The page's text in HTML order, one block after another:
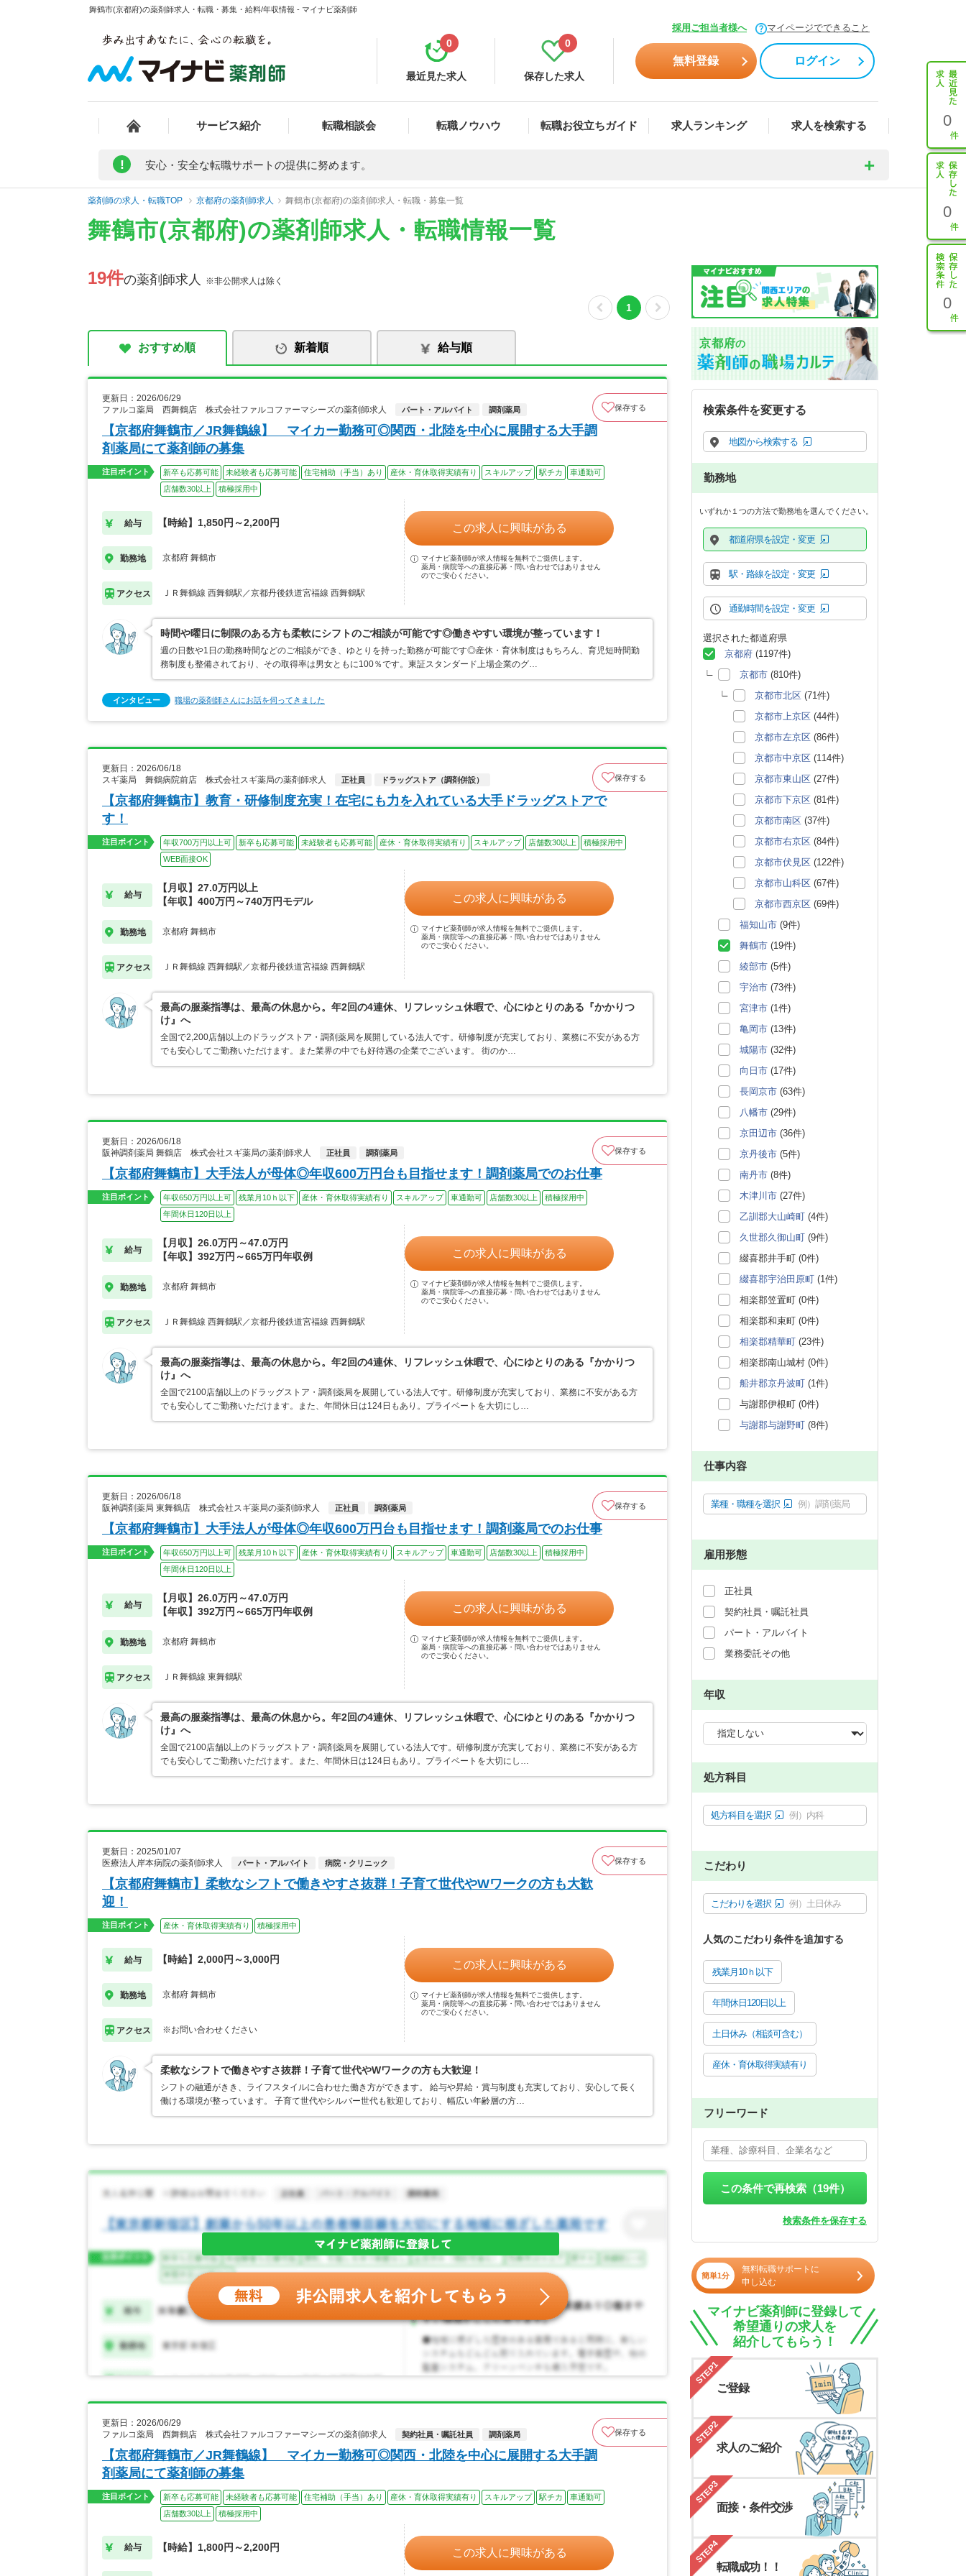
舞鶴市(京都府)の薬剤師求人・転職・募集・給料/年収情報 - マイナビ薬剤師
採用ご担当者様へ マイページでできること
最近見た求人
0
保存した求人
0
無料登録 ログイン
サービス紹介 転職相談会 転職ノウハウ 転職お役立ちガイド 求人ランキング 求人を検索する 0
0
0
! 安心・安全な転職サポートの提供に努めます。
薬剤師の求人・転職TOP 京都府の薬剤師求人 舞鶴市(京都府)の薬剤師求人・転職・募集一覧
舞鶴市(京都府)の薬剤師求人・転職情報一覧
19件の薬剤師求人 ※非公開求人は除く
1
おすすめ順 新着順 給与順
更新日：2026/06/29
ファルコ薬局 西舞鶴店 株式会社ファルコファーマシーズの薬剤師求人
パート・アルバイト 調剤薬局 保存する
【京都府舞鶴市／JR舞鶴線】 マイカー勤務可◎関西・北陸を中心に展開する大手調
剤薬局にて薬剤師の募集
注目ポイント 新卒も応募可能 未経験者も応募可能 住宅補助（手当）あり 産休・育休取得実績有り スキルアップ 駅チカ
車通勤可
店舗数30以上
積極採用中
給与 【時給】1,850円～2,200円
勤務地 京都府 舞鶴市
アクセス ＪＲ舞鶴線 西舞鶴駅／京都丹後鉄道宮福線 西舞鶴駅
この求人に興味がある
マイナビ薬剤師が求人情報を無料でご提供します。
薬局・病院等への直接応募・問い合わせではありません
のでご安心ください。
時間や曜日に制限のある方も柔軟にシフトのご相談が可能です◎働きやすい環境が整っています！
週の日数や1日の勤務時間などのご相談ができ、ゆとりを持った勤務が可能です◎産休・育休制度はもちろん、育児短時間勤
務制度も整備されており、その取得率は男女ともに100％です。東証スタンダード上場企業のグ…
インタビュー 職場の薬剤師さんにお話を伺ってきました
更新日：2026/06/18
スギ薬局 舞鶴病院前店 株式会社スギ薬局の薬剤師求人
正社員 ドラッグストア（調剤併設） 保存する
【京都府舞鶴市】教育・研修制度充実！在宅にも力を入れている大手ドラッグストアで
す！
注目ポイント 年収700万円以上可 新卒も応募可能 未経験者も応募可能 産休・育休取得実績有り スキルアップ 店舗数30以上
積極採用中
WEB面接OK
給与
【月収】27.0万円以上
【年収】400万円～740万円モデル
勤務地 京都府 舞鶴市
アクセス ＪＲ舞鶴線 西舞鶴駅／京都丹後鉄道宮福線 西舞鶴駅
この求人に興味がある
マイナビ薬剤師が求人情報を無料でご提供します。
薬局・病院等への直接応募・問い合わせではありません
のでご安心ください。
最高の服薬指導は、最高の休息から。年2回の4連休、リフレッシュ休暇で、心にゆとりのある『かかりつ
け』へ
全国で2,200店舗以上のドラッグストア・調剤薬局を展開している法人です。研修制度が充実しており、業務に不安がある方
でも安心してご勤務いただけます。また業界の中でも好待遇の企業でございます。 街のか…
更新日：2026/06/18
阪神調剤薬局 舞鶴店 株式会社スギ薬局の薬剤師求人
正社員 調剤薬局 保存する
【京都府舞鶴市】大手法人が母体◎年収600万円台も目指せます！調剤薬局でのお仕事
注目ポイント 年収650万円以上可 残業月10ｈ以下 産休・育休取得実績有り スキルアップ 車通勤可 店舗数30以上
積極採用中
年間休日120日以上
給与
【月収】26.0万円～47.0万円
【年収】392万円～665万円年収例
勤務地 京都府 舞鶴市
アクセス ＪＲ舞鶴線 西舞鶴駅／京都丹後鉄道宮福線 西舞鶴駅
この求人に興味がある
マイナビ薬剤師が求人情報を無料でご提供します。
薬局・病院等への直接応募・問い合わせではありません
のでご安心ください。
最高の服薬指導は、最高の休息から。年2回の4連休、リフレッシュ休暇で、心にゆとりのある『かかりつ
け』へ
全国で2100店舗以上のドラッグストア・調剤薬局を展開している法人です。研修制度が充実しており、業務に不安がある方
でも安心してご勤務いただけます。また、年間休日は124日もあり。プライベートを大切にし…
更新日：2026/06/18
阪神調剤薬局 東舞鶴店 株式会社スギ薬局の薬剤師求人
正社員 調剤薬局 保存する
【京都府舞鶴市】大手法人が母体◎年収600万円台も目指せます！調剤薬局でのお仕事
注目ポイント 年収650万円以上可 残業月10ｈ以下 産休・育休取得実績有り スキルアップ 車通勤可 店舗数30以上
積極採用中
年間休日120日以上
給与
【月収】26.0万円～47.0万円
【年収】392万円～665万円年収例
勤務地 京都府 舞鶴市
アクセス ＪＲ舞鶴線 東舞鶴駅
この求人に興味がある
マイナビ薬剤師が求人情報を無料でご提供します。
薬局・病院等への直接応募・問い合わせではありません
のでご安心ください。
最高の服薬指導は、最高の休息から。年2回の4連休、リフレッシュ休暇で、心にゆとりのある『かかりつ
け』へ
全国で2100店舗以上のドラッグストア・調剤薬局を展開している法人です。研修制度が充実しており、業務に不安がある方
でも安心してご勤務いただけます。また、年間休日は124日もあり。プライベートを大切にし…
更新日：2025/01/07
医療法人岸本病院の薬剤師求人
パート・アルバイト 病院・クリニック 保存する
【京都府舞鶴市】柔軟なシフトで働きやすさ抜群！子育て世代やWワークの方も大歓
迎！
注目ポイント 産休・育休取得実績有り 積極採用中
給与 【時給】2,000円～3,000円
勤務地 京都府 舞鶴市
アクセス ※お問い合わせください
この求人に興味がある
マイナビ薬剤師が求人情報を無料でご提供します。
薬局・病院等への直接応募・問い合わせではありません
のでご安心ください。
柔軟なシフトで働きやすさ抜群！子育て世代やWワークの方も大歓迎！
シフトの融通がきき、ライフスタイルに合わせた働き方ができます。 給与や昇給・賞与制度も充実しており、安心して長く
働ける環境が整っています。 子育て世代やシルバー世代も歓迎しており、幅広い年齢層の方…
更新日：2026/06/29
ファルコ薬局 西舞鶴店 株式会社ファルコファーマシーズの薬剤師求人
契約社員・嘱託社員 調剤薬局 保存する
【京都府舞鶴市／JR舞鶴線】 マイカー勤務可◎関西・北陸を中心に展開する大手調
剤薬局にて薬剤師の募集
注目ポイント 新卒も応募可能 未経験者も応募可能 住宅補助（手当）あり 産休・育休取得実績有り スキルアップ 駅チカ
車通勤可
店舗数30以上
積極採用中
給与 【時給】1,800円～2,200円 この求人に興味がある
京都府の
検索条件を変更する
地図から検索する
勤務地
いずれか１つの方法で勤務地を選んでください。
都道府県を設定・変更
駅・路線を設定・変更
通勤時間を設定・変更
選択された都道府県
京都府 (1197件)
京都市 (810件)
京都市北区 (71件)
京都市上京区 (44件)
京都市左京区 (86件)
京都市中京区 (114件)
京都市東山区 (27件)
京都市下京区 (81件)
京都市南区 (37件)
京都市右京区 (84件)
京都市伏見区 (122件)
京都市山科区 (67件)
京都市西京区 (69件)
福知山市 (9件)
舞鶴市 (19件)
綾部市 (5件)
宇治市 (73件)
宮津市 (1件)
亀岡市 (13件)
城陽市 (32件)
向日市 (17件)
長岡京市 (63件)
八幡市 (29件)
京田辺市 (36件)
京丹後市 (5件)
南丹市 (8件)
木津川市 (27件)
乙訓郡大山崎町 (4件)
久世郡久御山町 (9件)
綴喜郡井手町 (0件)
綴喜郡宇治田原町 (1件)
相楽郡笠置町 (0件)
相楽郡和束町 (0件)
相楽郡精華町 (23件)
相楽郡南山城村 (0件)
船井郡京丹波町 (1件)
与謝郡伊根町 (0件)
与謝郡与謝野町 (8件)
仕事内容
業種・職種を選択 例）調剤薬局
雇用形態
正社員
契約社員・嘱託社員
パート・アルバイト
業務委託その他
年収
処方科目
処方科目を選択 例）内科
こだわり
こだわりを選択 例）土日休み
人気のこだわり条件を追加する
残業月10ｈ以下
年間休日120日以上
土日休み（相談可含む）
産休・育休取得実績有り
フリーワード
この条件で再検索（19件）
検索条件を保存する
簡単1分
無料転職サポートに
申し込む
マイナビ薬剤師に登録して
希望通りの求人を
紹介してもらう！
STEP1
ご登録
STEP2
求人のご紹介
STEP3
面接・条件交渉
STEP4
転職成功！！